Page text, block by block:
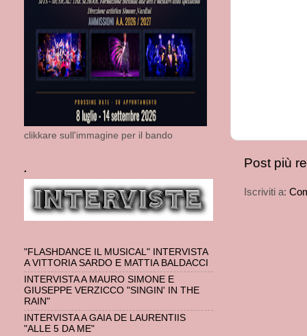
Post più
Iscriviti a:
clikkare sull'immagine per il bando
.
"FLASHDANCE IL MUSICAL" INTERVISTA
A VITTORIA SARDO E MATTIA BALDACCI
INTERVISTA A MAURO SIMONE E
GIUSEPPE VERZICCO "SINGIN' IN THE
RAIN"
INTERVISTA A GAIA DE LAURENTIIS
"ALLE 5 DA ME"